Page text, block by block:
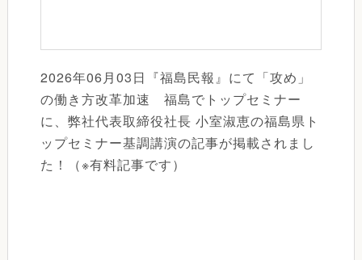
2026年06月03日『福島民報』にて「攻め」
の働き方改革加速 福島でトップセミナー
に、弊社代表取締役社長 小室淑恵の福島県ト
ップセミナー基調講演の記事が掲載されまし
た！（※有料記事です）